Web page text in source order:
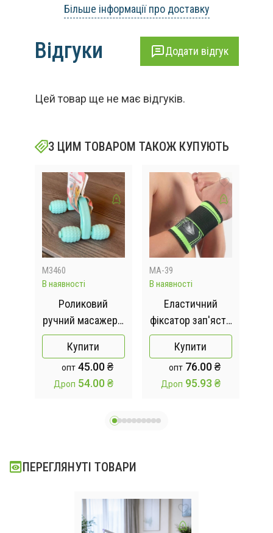
Більше інформації про доставку
Відгуки Додати відгук
Цей товар ще не має відгуків.
З ЦИМ ТОВАРОМ ТАКОЖ КУПУЮТЬ
M3460
В наявності
Роликовий
ручний масажер /
Домашній догляд
AND947
Купити
опт45.00 ₴
Дроп 54.00 ₴
MA-39
В наявності
Еластичний
фіксатор зап'ястя
(напульсник)
регульований
бандаж зап'ястя
Купити
опт76.00 ₴
Дроп 95.93 ₴
ПЕРЕГЛЯНУТІ ТОВАРИ